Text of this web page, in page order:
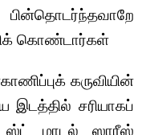
கொண்டார்கள்
கருவியின்
இடத்தில் சரியாகப்
மாடல் ஸாரீஸ்